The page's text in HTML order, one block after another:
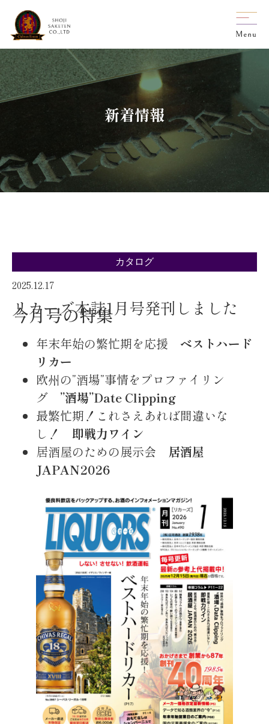
新着情報
カタログ
2025.12.17
リカーズ本誌1月号発刊しました
今月号の特集
年末年始の繁忙期を応援 ベストハード
リカー
欧州の”酒場”事情をプロファイリン
グ ”酒場”Date Clipping
最繁忙期！これさえあれば間違いな
し！ 即戦力ワイン
居酒屋のための展示会 居酒屋
JAPAN2026